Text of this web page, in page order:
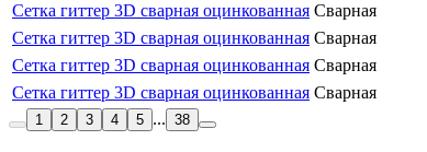
Сетка гиттер 3D сварная оцинкованная Сварная
Сетка гиттер 3D сварная оцинкованная Сварная
Сетка гиттер 3D сварная оцинкованная Сварная
Сетка гиттер 3D сварная оцинкованная Сварная
1
2 3 4 5 ... 38